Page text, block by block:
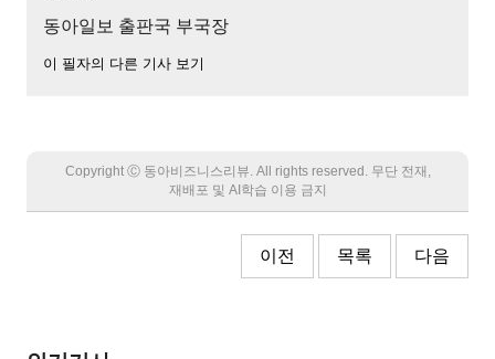
동아일보 출판국 부국장
이 필자의 다른 기사 보기
Copyright Ⓒ 동아비즈니스리뷰. All rights reserved. 무단 전재,
재배포 및 AI학습 이용 금지
이전 목록 다음